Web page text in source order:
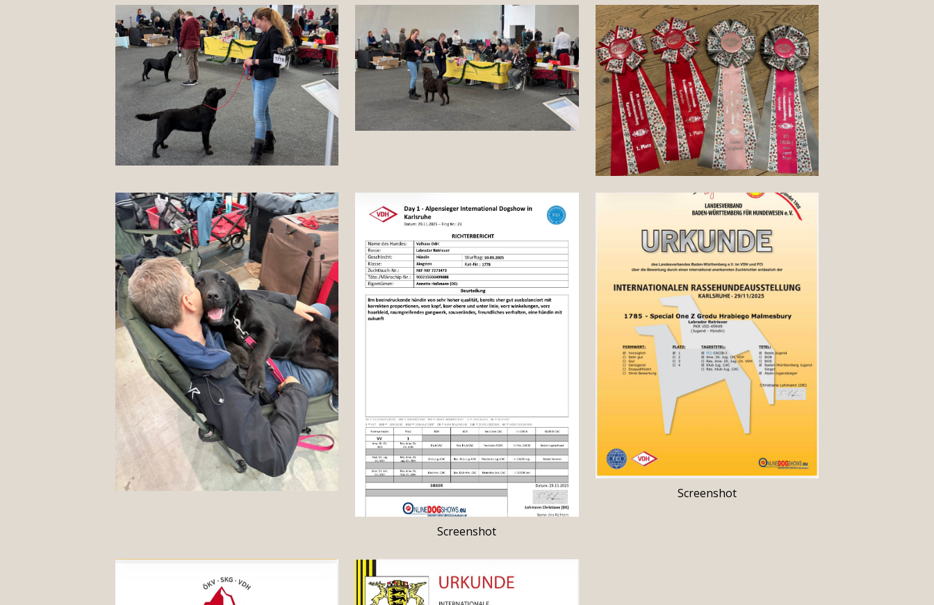
Screenshot
Screenshot